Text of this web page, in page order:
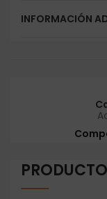
INFORMACIÓN